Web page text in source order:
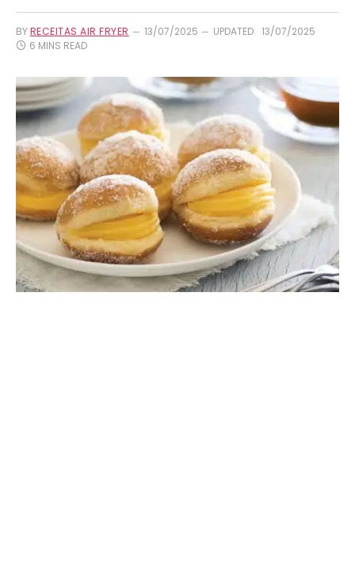
BYRECEITAS AIR FRYER 13/07/2025 UPDATED: 13/07/2025
6 MINS READ